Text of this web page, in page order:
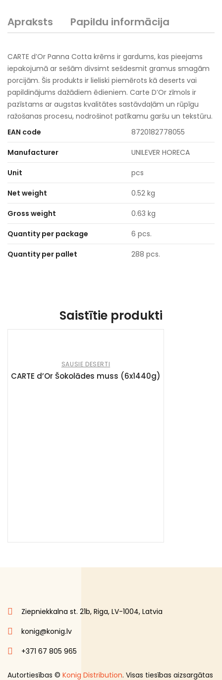
Apraksts Papildu informācija
CARTE d’Or Panna Cotta krēms ir gardums, kas pieejams
iepakojumā ar sešām divsimt sešdesmit gramus smagām
porcijām. Šis produkts ir lieliski piemērots kā deserts vai
papildinājums dažādiem ēdieniem. Carte D’Or zīmols ir
pazīstams ar augstas kvalitātes sastāvdaļām un rūpīgu
ražošanas procesu, nodrošinot patīkamu garšu un tekstūru.
EAN code
8720182778055
Manufacturer UNILEVER HORECA
Unit pcs
Net weight 0.52 kg
Gross weight 0.63 kg
Quantity per package 6 pcs.
Quantity per pallet 288 pcs.
Saistītie produkti
SAUSIE DESERTI
CARTE d’Or Šokolādes muss (6x1440g)
Ziepniekkalna st. 21b, Riga, LV-1004, Latvia
konig@konig.lv
+371 67 805 965
Autortiesības © Konig Distribution. Visas tiesības aizsargātas